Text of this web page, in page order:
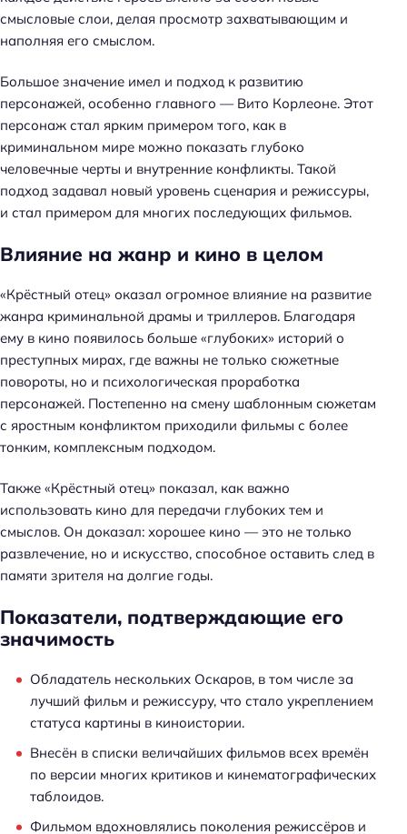
смысловые слои, делая просмотр захватывающим и
наполняя его смыслом.
Большое значение имел и подход к развитию
персонажей, особенно главного — Вито Корлеоне. Этот
персонаж стал ярким примером того, как в
криминальном мире можно показать глубоко
человечные черты и внутренние конфликты. Такой
подход задавал новый уровень сценария и режиссуры,
и стал примером для многих последующих фильмов.
Влияние на жанр и кино в целом
«Крёстный отец» оказал огромное влияние на развитие
жанра криминальной драмы и триллеров. Благодаря
ему в кино появилось больше «глубоких» историй о
преступных мирах, где важны не только сюжетные
повороты, но и психологическая проработка
персонажей. Постепенно на смену шаблонным сюжетам
с яростным конфликтом приходили фильмы с более
тонким, комплексным подходом.
Также «Крёстный отец» показал, как важно
использовать кино для передачи глубоких тем и
смыслов. Он доказал: хорошее кино — это не только
развлечение, но и искусство, способное оставить след в
памяти зрителя на долгие годы.
Показатели, подтверждающие его
значимость
Обладатель нескольких Оскаров, в том числе за
лучший фильм и режиссуру, что стало укреплением
статуса картины в киноистории.
Внесён в списки величайших фильмов всех времён
по версии многих критиков и кинематографических
таблоидов.
Фильмом вдохновлялись поколения режиссёров и